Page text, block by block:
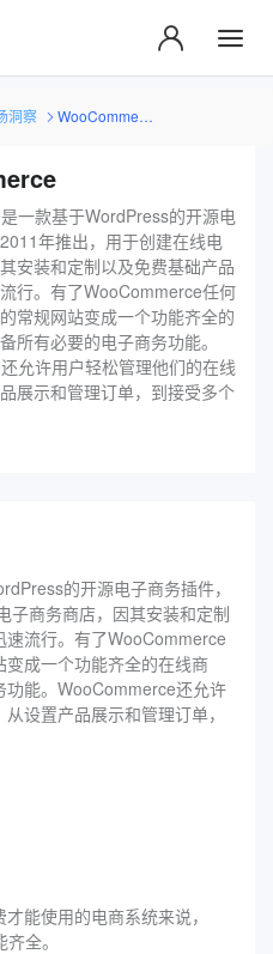
洞察 WooCommerce
一款基于WordPress的开源电
年推出，用于创建在线电
安装和定制以及免费基础产品
行。有了WooCommerce任何
常规网站变成一个功能齐全的
所有必要的电子商务功能。
允许用户轻松管理他们的在线
展示和管理订单，到接受多个
的开源电子商务插件，
子商务商店，因其安装和定制
流行。有了WooCommerce
成一个功能齐全的在线商
能。WooCommerce还允许
设置产品展示和管理订单，
能使用的电商系统来说，
全。